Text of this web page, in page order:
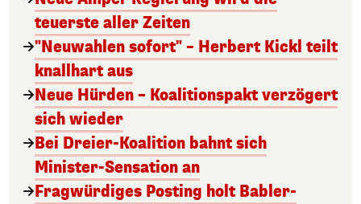
teuerste aller Zeiten
"Neuwahlen sofort" – Herbert Kickl teilt
knallhart aus
Neue Hürden – Koalitionspakt verzögert
sich wieder
Bei Dreier-Koalition bahnt sich
Minister-Sensation an
Fragwürdiges Posting holt Babler-